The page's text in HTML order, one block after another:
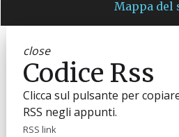
Mappa del
close
Codice Rss
Clicca sul pulsante per
RSS negli appunti.
RSS link